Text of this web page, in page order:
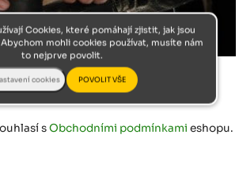
sObchodními podmínkami eshopu.
Cookies, které pomáhají zjistit, jak jsou
mohli cookies používat, musíte nám
to nejprve povolit.